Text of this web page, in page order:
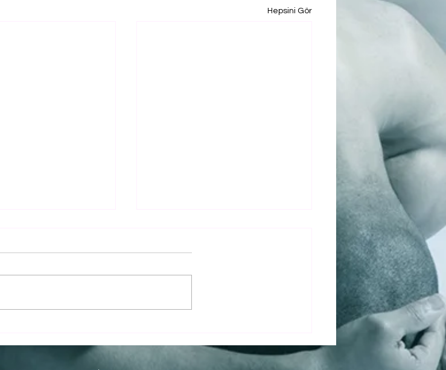
Hepsini Gör
Tercih Edilmeli?
İznik'in eşsiz doğasında yer alan
konaklama seçenek